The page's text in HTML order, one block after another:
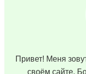
Привет! Меня
своём сайте.